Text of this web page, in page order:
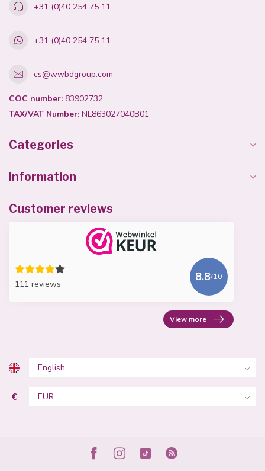
+31 (0)40 254 75 11
+31 (0)40 254 75 11
cs@wwbdgroup.com
COC number: 83902732
TAX/VAT Number: NL863027040B01
Categories
Information
Customer reviews
111 reviews
8.8/10
View more
€